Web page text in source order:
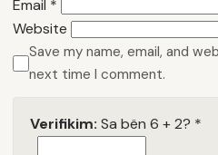
Email *
Website
Save my name, email, and
next time I comment.
Verifikim: Sa bën 6 + 2? *